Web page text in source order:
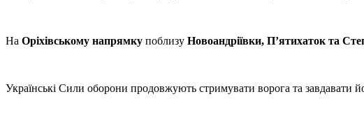
На Оріхівському напрямку поблизу Новоандріївки, П’ятихаток та
Українські Сили оборони продовжують стримувати ворога та завдавати